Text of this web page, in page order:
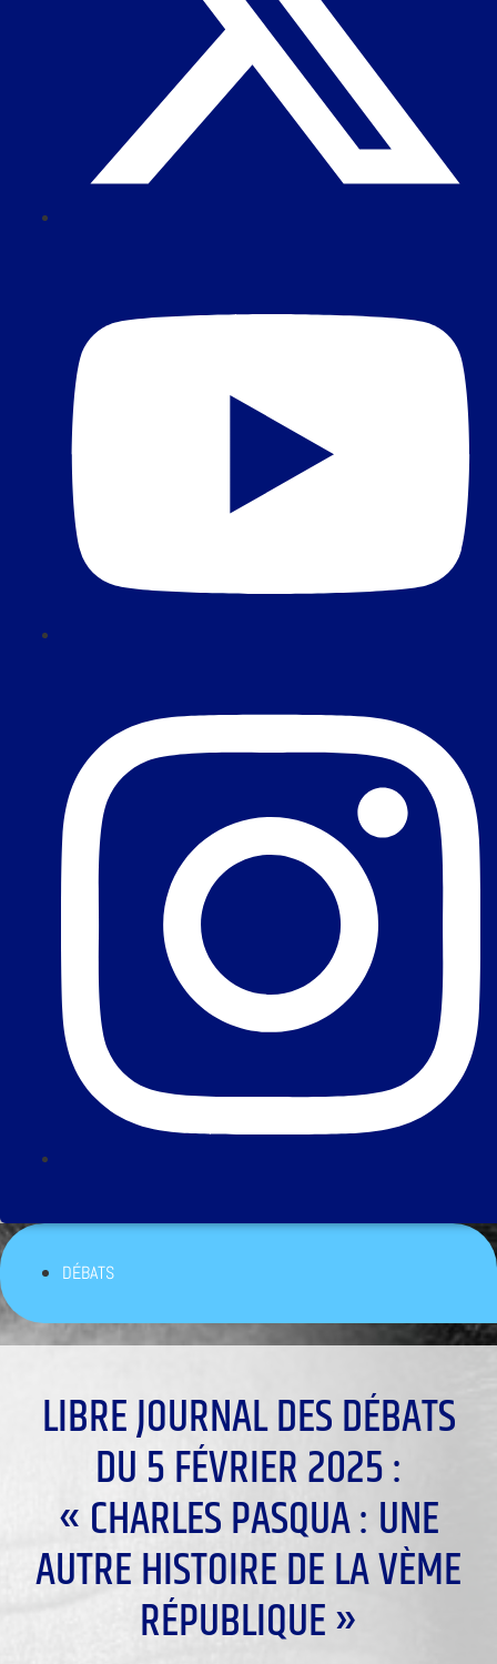
DÉBATS
LIBRE JOURNAL DES DÉBATS
DU 5 FÉVRIER 2025 :
« CHARLES PASQUA : UNE
AUTRE HISTOIRE DE LA VÈME
RÉPUBLIQUE »